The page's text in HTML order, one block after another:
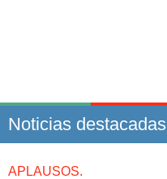
Noticias destacadas
APLAUSOS.